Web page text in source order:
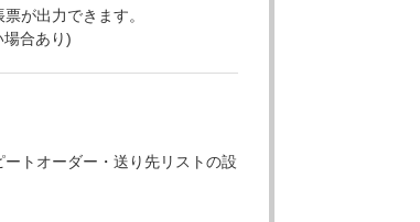
が出力できます。
合あり)
トオーダー・送り先リストの設